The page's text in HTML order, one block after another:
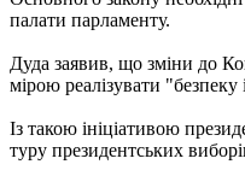
палати парламенту.
Дуда заявив, що зміни до
мірою реалізувати
Із такою ініціативою
туру президентських